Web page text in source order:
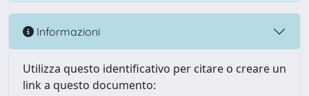
Informazioni
Utilizza questo identificativo per citare o creare un
link a questo documento: